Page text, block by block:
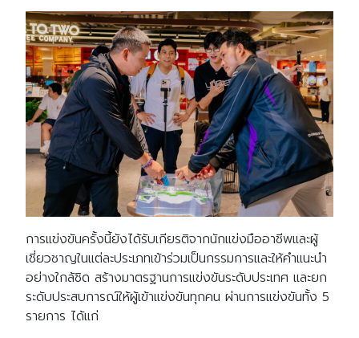
การแข่งขันครั้งนี้ยังได้รับเกียรติจากนักแข่งมืออาชีพและผู้
เชี่ยวชาญในแต่ละประเภทเข้าร่วมเป็นกรรมการและให้คำแนะนำ
อย่างใกล้ชิด สร้างมาตรฐานการแข่งขันระดับประเทศ และยก
ระดับประสบการณ์ให้ผู้เข้าแข่งขันทุกคน ผ่านการแข่งขันทั้ง 5
รายการ ได้แก่